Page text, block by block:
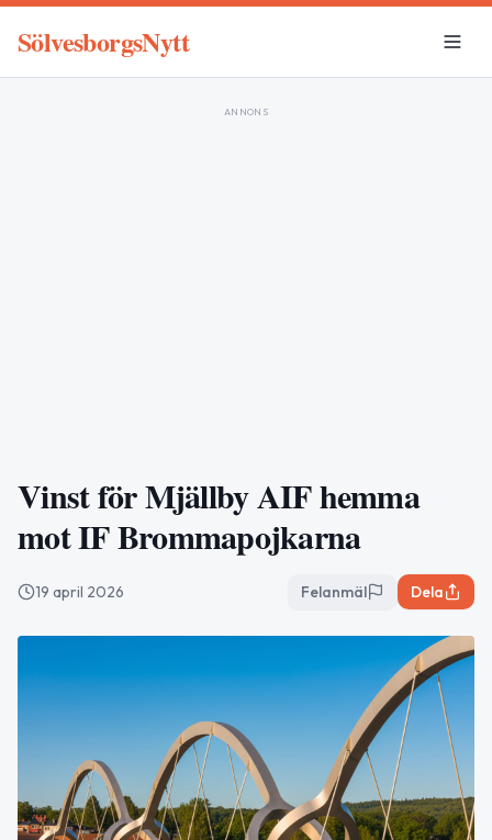
SölvesborgsNytt
ANNONS
Vinst för Mjällby AIF hemma
mot IF Brommapojkarna
19 april 2026 Felanmäl Dela